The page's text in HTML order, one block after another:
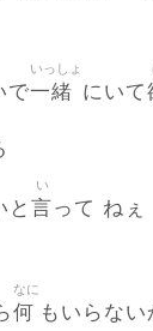
で一緒
いっしょ
にいて
と 言
い
って ねぇ
何
なに
もいらない